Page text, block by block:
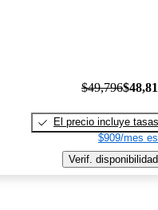
$49,796
El precio incluye tasas
$909/mes
Verif. disponibilidad